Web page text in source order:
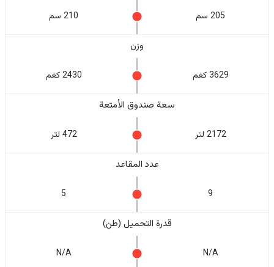
205 سم 210 سم
وزن
3629 كغم 2430 كغم
سعة صندوق الأمتعة
2172 لتر 472 لتر
عدد المقاعد
9
5
قدرة التحميل (طن)
N/A
N/A